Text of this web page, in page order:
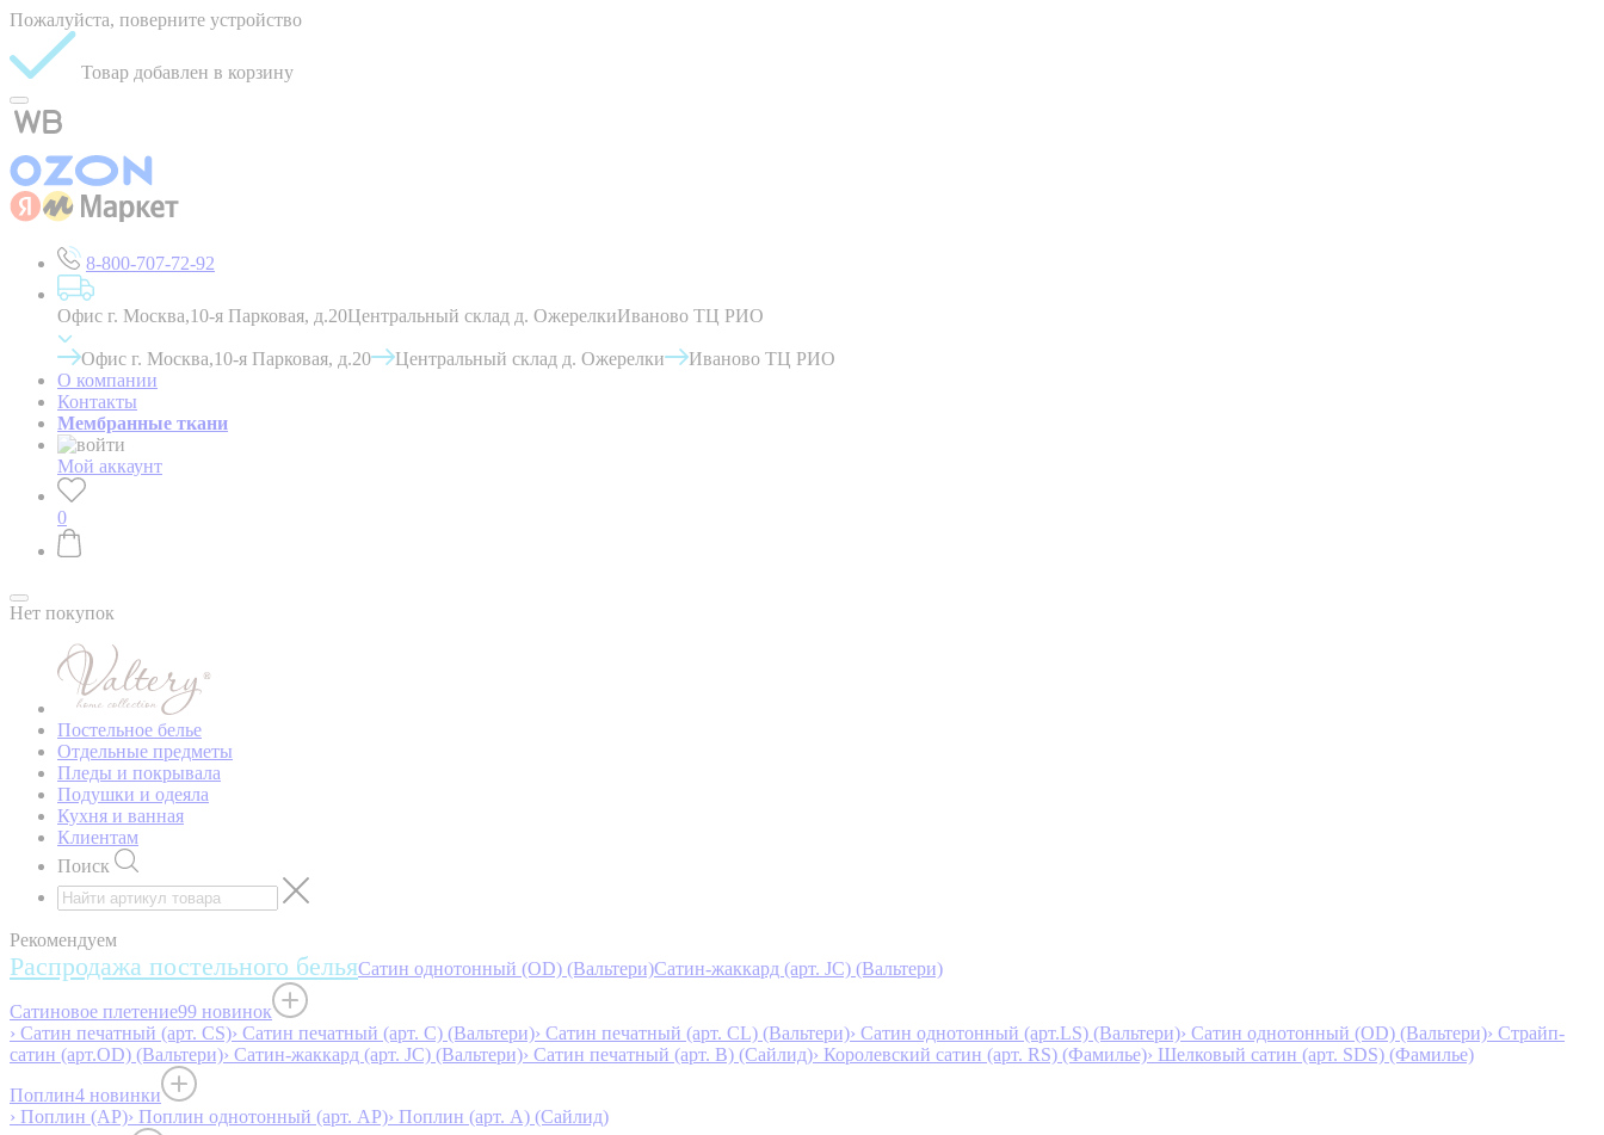
Пожалуйста, поверните устройство
Товар добавлен в корзину
8-800-707-72-92
Офис г. Москва,10-я Парковая, д.20Центральный склад д. ОжерелкиИваново ТЦ РИО
Офис г. Москва,10-я Парковая, д.20 Центральный склад д. Ожерелки
Иваново ТЦ РИО
О компании
Контакты
Мембранные ткани
Мой аккаунт
0
Нет покупок
Постельное белье
Отдельные предметы
Пледы и покрывала
Подушки и одеяла
Кухня и ванная
Клиентам
Поиск
Рекомендуем
Распродажа постельного бельяСатин однотонный (OD) (Вальтери)Сатин-жаккард (арт. JC) (Вальтери)
Сатиновое плетение99 новинок
› Сатин печатный (арт. СS)› Сатин печатный (арт. С) (Вальтери)› Сатин печатный (арт. СL) (Вальтери)› Сатин однотонный (арт.LS) (Вальтери)› Сатин однотонный (OD) (Вальтери)› Страйп-
сатин (арт.OD) (Вальтери)› Сатин-жаккард (арт. JC) (Вальтери)› Сатин печатный (арт. В) (Сайлид)› Королевский сатин (арт. RS) (Фамилье)› Шелковый сатин (арт. SDS) (Фамилье)
Поплин4 новинки
› Поплин (AP)› Поплин однотонный (арт. AP)› Поплин (арт. А) (Сайлид)